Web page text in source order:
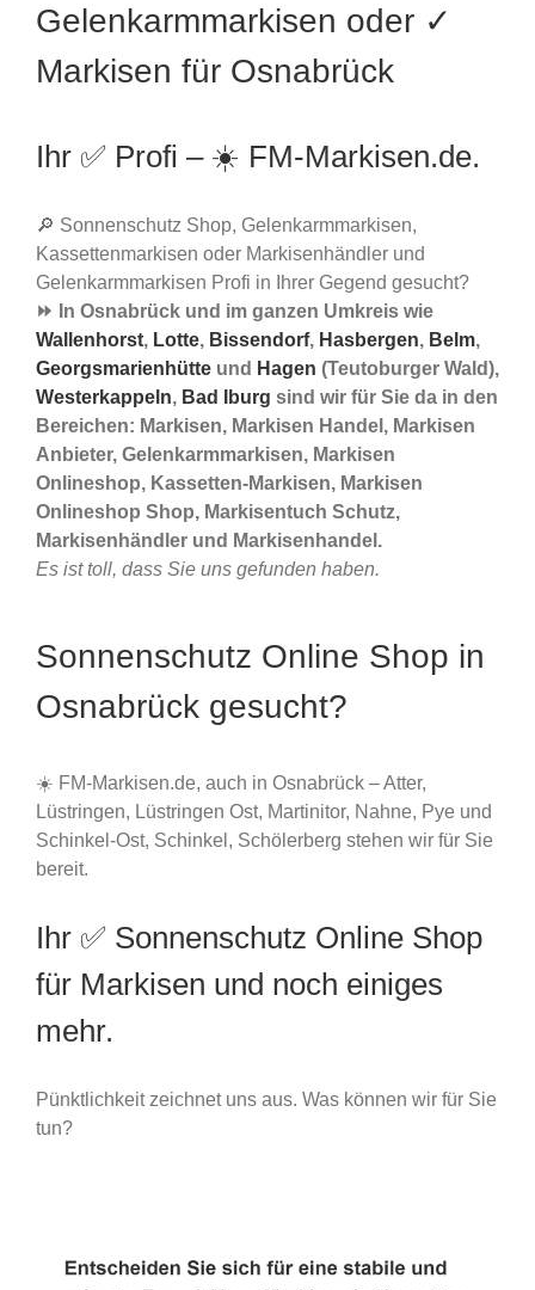
Gelenkarmmarkisen oder ✓
Markisen für Osnabrück
Ihr ✅ Profi – ☀️ FM-Markisen.de.
🔎 Sonnenschutz Shop, Gelenkarmmarkisen,
Kassettenmarkisen oder Markisenhändler und
Gelenkarmmarkisen Profi in Ihrer Gegend gesucht?
⏩ In Osnabrück und im ganzen Umkreis wie
Wallenhorst, Lotte, Bissendorf, Hasbergen, Belm,
Georgsmarienhütte und Hagen (Teutoburger Wald),
Westerkappeln, Bad Iburg sind wir für Sie da in den
Bereichen: Markisen, Markisen Handel, Markisen
Anbieter, Gelenkarmmarkisen, Markisen
Onlineshop, Kassetten-Markisen, Markisen
Onlineshop Shop, Markisentuch Schutz,
Markisenhändler und Markisenhandel.
Es ist toll, dass Sie uns gefunden haben.
Sonnenschutz Online Shop in
Osnabrück gesucht?
☀️ FM-Markisen.de, auch in Osnabrück – Atter,
Lüstringen, Lüstringen Ost, Martinitor, Nahne, Pye und
Schinkel-Ost, Schinkel, Schölerberg stehen wir für Sie
bereit.
Ihr ✅ Sonnenschutz Online Shop
für Markisen und noch einiges
mehr.
Pünktlichkeit zeichnet uns aus. Was können wir für Sie
tun?